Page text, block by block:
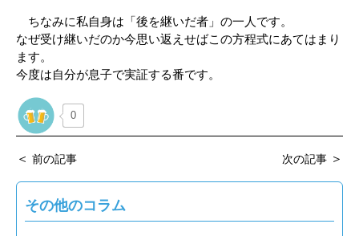
ちなみに私自身は「後を継いだ者」の一人です。
なぜ受け継いだのか今思い返えせばこの方程式にあてはまり
ます。
今度は自分が息子で実証する番です。
0
＜ 前の記事 次の記事 ＞
その他のコラム